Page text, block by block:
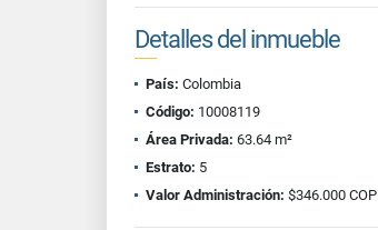
Detalles del inmueble
País: Colombia
Código: 10008119
Área Privada: 63.64 m²
Estrato: 5
Valor Administración: $346.000 COP